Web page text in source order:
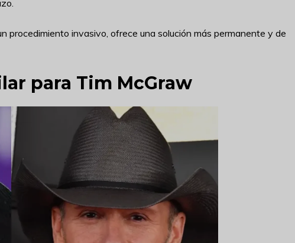
procedimiento invasivo, ofrece una solución más permanente y de
para Tim McGraw